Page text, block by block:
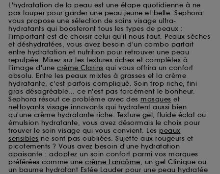
L'hydratation de la peau est une étape quotidienne à ne
pas louper pour garder une peau jeune et belle. Sephora
vous propose une sélection de soins visage ultra-
hydratants qui boosteront tous les types de peaux :
l'important est de choisir celui qu'il nous faut. Peaux sèches
et déshydratées, vous avez besoin d'un combo parfait
entre hydratation et nutrition pour retrouver une peau
repulpée. Misez sur les textures riches et complètes à
l'image d'une crème Clarins qui vous offrira un confort
absolu. Entre les peaux mixtes à grasses et la crème
hydratante, c'est parfois compliqué. Soin trop riche, fini
gras désagréable... ce n'est pas forcément le bonheur.
Sephora résout ce problème avec des masques et
nettoyants visage innovants qui hydratent aussi bien
qu'une crème hydratante riche. Texture gel, fluide éclat ou
émulsion hydratante, vous avez désormais le choix pour
trouver le soin visage qui vous convient. Les peaux
sensibles ne sont pas oubliées. Sujette aux rougeurs et
picotements ? Vous avez besoin d'une hydratation
apaisante : adoptez un soin confort parmi vos marques
préférées comme une crème Lancôme, un gel Clinique ou
un baume hydratant Estée Lauder pour une peau hydratée